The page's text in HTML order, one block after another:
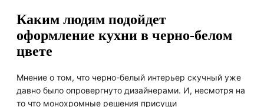
Каким людям подойдет
оформление кухни в черно-белом
цвете
Мнение о том, что черно-белый интерьер скучный уже
давно было опровергнуто дизайнерами. И, несмотря на
то что монохромные решения присущи